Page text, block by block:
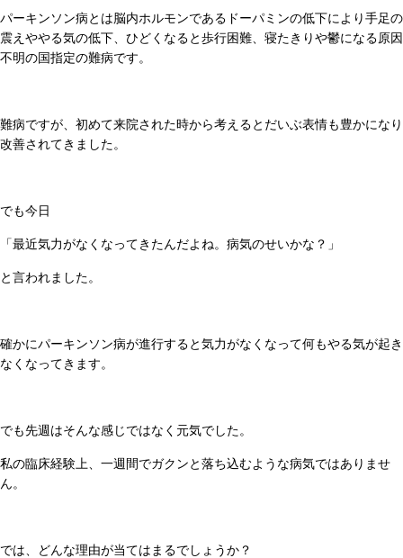
パーキンソン病とは脳内ホルモンであるドーパミンの低下により手足の
震えややる気の低下、ひどくなると歩行困難、寝たきりや鬱になる原因
不明の国指定の難病です。
難病ですが、初めて来院された時から考えるとだいぶ表情も豊かになり
改善されてきました。
でも今日
「最近気力がなくなってきたんだよね。病気のせいかな？」
と言われました。
確かにパーキンソン病が進行すると気力がなくなって何もやる気が起き
なくなってきます。
でも先週はそんな感じではなく元気でした。
私の臨床経験上、一週間でガクンと落ち込むような病気ではありませ
ん。
では、どんな理由が当てはまるでしょうか？